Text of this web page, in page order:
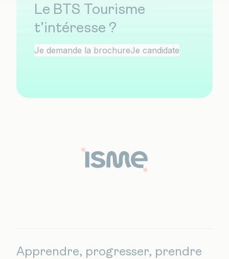
Le BTS Tourisme
t’intéresse ?
Je demande la brochureJe candidate
Apprendre, progresser, prendre